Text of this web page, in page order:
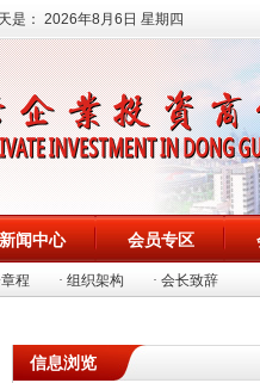
是： 2026年8月6日 星期四
新闻中心 会员专区
程 · 组织架构 · 会长致辞
信息浏览